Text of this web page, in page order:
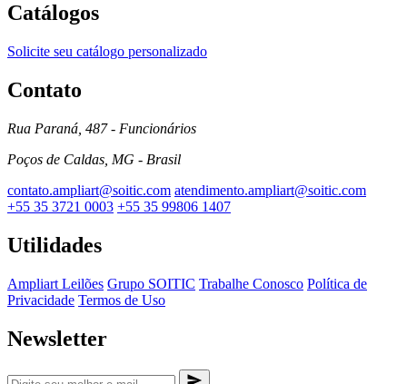
Catálogos
Solicite seu catálogo personalizado
Contato
Rua Paraná, 487 - Funcionários
Poços de Caldas, MG - Brasil
contato.ampliart@soitic.com atendimento.ampliart@soitic.com
+55 35 3721 0003 +55 35 99806 1407
Utilidades
Ampliart Leilões Grupo SOITIC Trabalhe Conosco Política de
Privacidade Termos de Uso
Newsletter